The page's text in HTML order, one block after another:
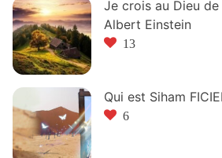
Je crois au Dieu
Albert Einstein
13
Qui est Siham
6